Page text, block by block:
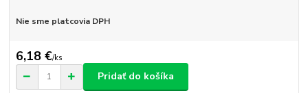
Nie sme platcovia DPH
6,18 €/ks
Pridať do košíka